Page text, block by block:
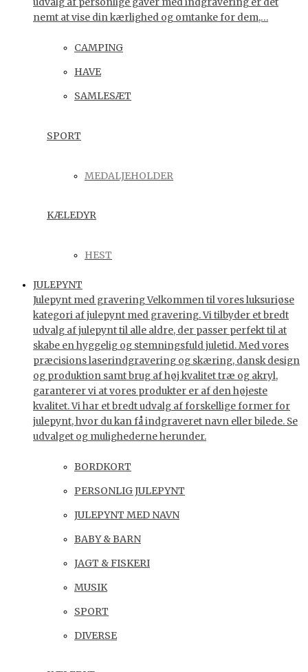
udvalg af personlige gaver med indgravering er det
nemt at vise din kærlighed og omtanke for dem,…
CAMPING
HAVE
SAMLESÆT
SPORT
MEDALJEHOLDER
KÆLEDYR
HEST
JULEPYNT
Julepynt med gravering Velkommen til vores luksuriøse
kategori af julepynt med gravering. Vi tilbyder et bredt
udvalg af julepynt til alle aldre, der passer perfekt til at
skabe en hyggelig og stemningsfuld juletid. Med vores
præcisions laserindgravering og skæring, dansk design
og produktion samt brug af høj kvalitet træ og akryl,
garanterer vi at vores produkter er af den højeste
kvalitet. Vi har et bredt udvalg af forskellige former for
julepynt, hvor du kan få indgraveret navn eller bilede. Se
udvalget og mulighederne herunder.
BORDKORT
PERSONLIG JULEPYNT
JULEPYNT MED NAVN
BABY & BARN
JAGT & FISKERI
MUSIK
SPORT
DIVERSE